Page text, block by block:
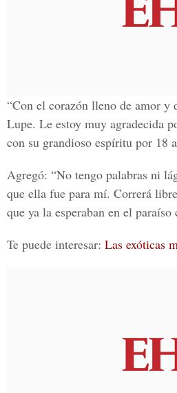
“Con el corazón lleno de amor
Lupe. Le estoy muy agradecida
con su grandioso espíritu por 18
Agregó: “No tengo palabras ni
que ella fue para mí. Correrá
que ya la esperaban en el paraíso
Te puede interesar: Las exóticas